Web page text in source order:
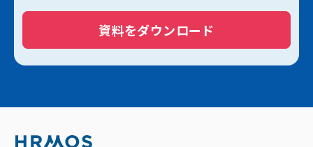
資料をダウンロード